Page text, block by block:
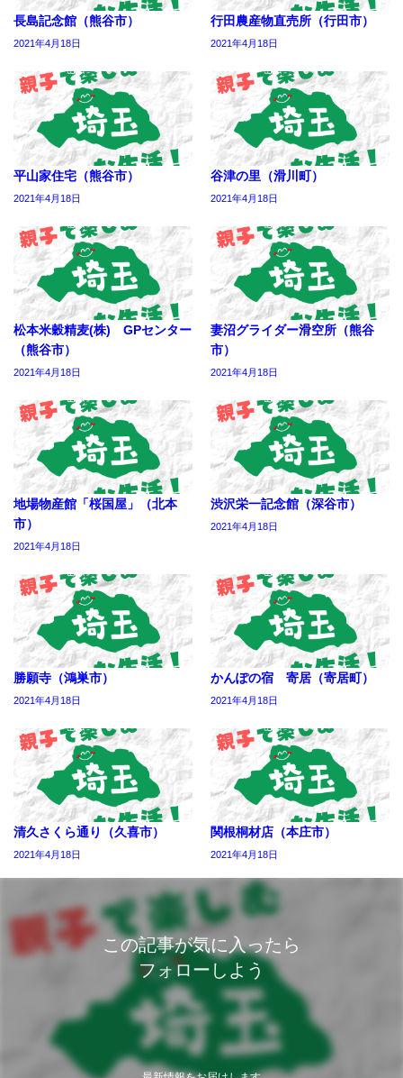
長島記念館（熊谷市）
2021年4月18日
行田農産物直売所（行田市）
2021年4月18日
平山家住宅（熊谷市）
2021年4月18日
谷津の里（滑川町）
2021年4月18日
松本米穀精麦(株) GPセンター
（熊谷市）
2021年4月18日
妻沼グライダー滑空所（熊谷
市）
2021年4月18日
地場物産館「桜国屋」（北本
市）
2021年4月18日
渋沢栄一記念館（深谷市）
2021年4月18日
勝願寺（鴻巣市）
2021年4月18日
かんぽの宿 寄居（寄居町）
2021年4月18日
清久さくら通り（久喜市）
2021年4月18日
関根桐材店（本庄市）
2021年4月18日
この記事が気に入ったら
フォローしよう